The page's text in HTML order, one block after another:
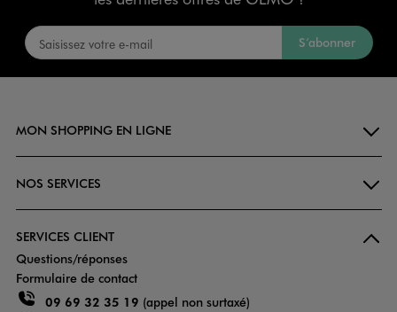
S’abonner
MON SHOPPING EN LIGNE
NOS SERVICES
SERVICES CLIENT
Questions/réponses
Formulaire de contact
09 69 32 35 19 (appel non surtaxé)